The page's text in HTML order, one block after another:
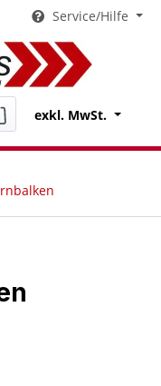
Service/Hilfe
Warenkorb enthält 0
exkl. MwSt.